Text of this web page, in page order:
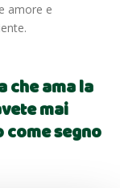
amore e
che ama la
mai
segno